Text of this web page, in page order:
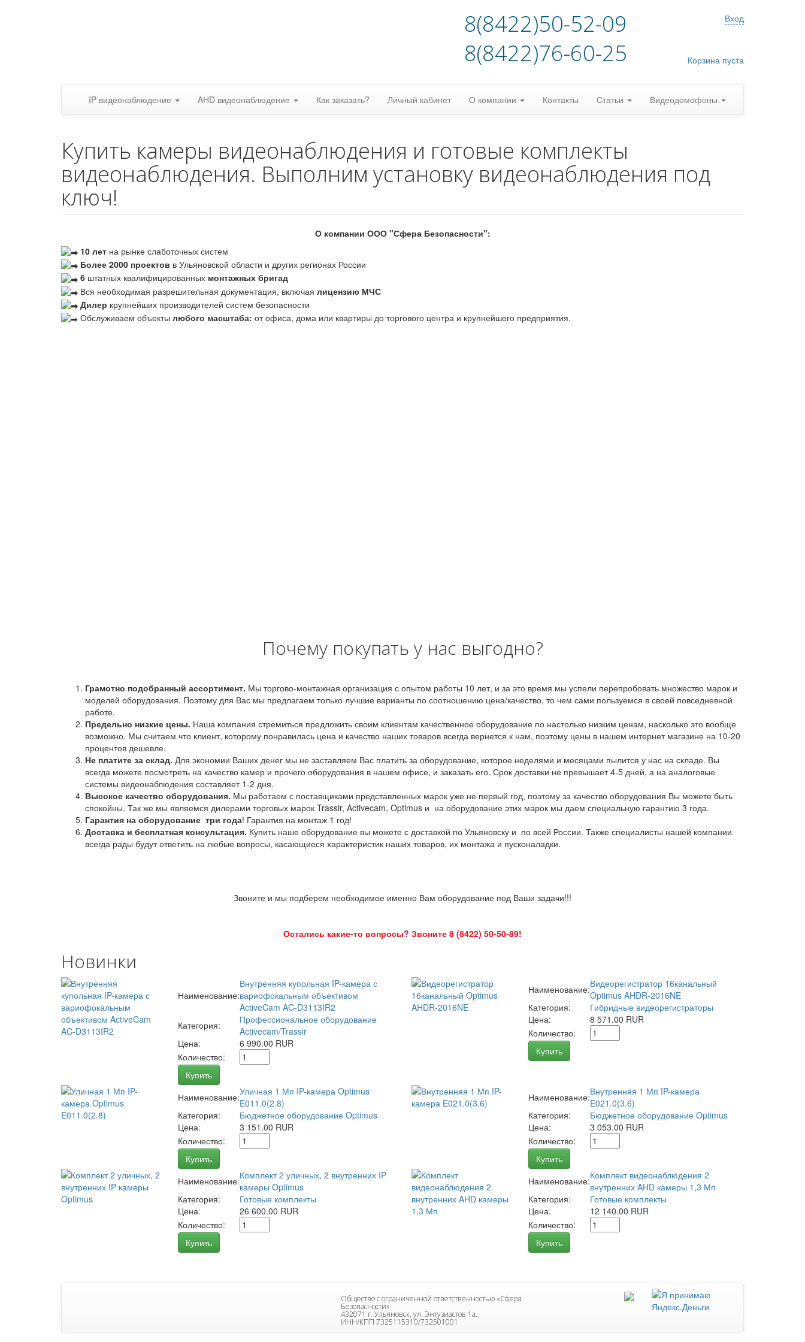
8(8422)50-52-09
8(8422)76-60-25
Вход
Корзина пуста
IP видеонаблюдение AHD видеонаблюдение Как заказать? Личный кабинет О компании Контакты Статьи Видеодомофоны
Купить камеры видеонаблюдения и готовые комплекты
видеонаблюдения. Выполним установку видеонаблюдения под
ключ!
О компании ООО "Сфера Безопасности":
10 лет на рынке слаботочных систем
Более 2000 проектов в Ульяновской области и других регионах России
6 штатных квалифицированных монтажных бригад
Вся необходимая разрешительная документация, включая лицензию МЧС
Дилер крупнейших производителей систем безопасности
Обслуживаем объекты любого масштаба: от офиса, дома или квартиры до торгового центра и крупнейшего предприятия.
Почему покупать у нас выгодно?
Грамотно подобранный ассортимент. Мы торгово-монтажная организация с опытом работы 10 лет, и за это время мы успели перепробовать множество марок и
моделей оборудования. Поэтому для Вас мы предлагаем только лучшие варианты по соотношению цена/качество, то чем сами пользуемся в своей повседневной
работе.
Предельно низкие цены. Наша компания стремиться предложить своим клиентам качественное оборудование по настолько низким ценам, насколько это вообще
возможно. Мы считаем что клиент, которому понравилась цена и качество наших товаров всегда вернется к нам, поэтому цены в нашем интернет магазине на 10-20
процентов дешевле.
Не платите за склад. Для экономии Ваших денег мы не заставляем Вас платить за оборудование, которое неделями и месяцами пылится у нас на складе. Вы
всегда можете посмотреть на качество камер и прочего оборудования в нашем офисе, и заказать его. Срок доставки не превышает 4-5 дней, а на аналоговые
системы видеонаблюдения составляет 1-2 дня.
Высокое качество оборудования. Мы работаем с поставщиками представленных марок уже не первый год, поэтому за качество оборудования Вы можете быть
спокойны. Так же мы являемся дилерами торговых марок Trassir, Activecam, Optimus и на оборудование этих марок мы даем специальную гарантию 3 года.
Гарантия на оборудование три года! Гарантия на монтаж 1 год!
Доставка и бесплатная консультация. Купить наше оборудование вы можете с доставкой по Ульяновску и по всей России. Также специалисты нашей компании
всегда рады будут ответить на любые вопросы, касающиеся характеристик наших товаров, их монтажа и пусконаладки.
Звоните и мы подберем необходимое именно Вам оборудование под Ваши задачи!!!
Остались какие-то вопросы? Звоните 8 (8422) 50-50-89!
Новинки
Наименование:
Внутренняя купольная IP-камера с
вариофокальным объективом
ActiveCam AC-D3113IR2
Категория:
Профессиональное оборудование
Activecam/Trassir
Цена:
6 990.00 RUR
Количество:
Купить
Наименование:Видеорегистратор 16канальный
Optimus AHDR-2016NE
Категория:
Гибридные видеорегистраторы
Цена:
8 571.00 RUR
Количество:
Купить
Наименование:Уличная 1 Мп IP-камера Optimus
E011.0(2.8)
Категория:
Бюджетное оборудование Optimus
Цена:
3 151.00 RUR
Количество:
Купить
Наименование:Внутренняя 1 Мп IP-камера
E021.0(3.6)
Категория:
Бюджетное оборудование Optimus
Цена:
3 053.00 RUR
Количество:
Купить
Наименование:Комплект 2 уличных, 2 внутренних IP
камеры Optimus
Категория:
Готовые комплекты
Цена:
26 600.00 RUR
Количество:
Купить
Наименование:Комплект видеонаблюдения 2
внутренних AHD камеры 1,3 Мп
Категория:
Готовые комплекты
Цена:
12 140.00 RUR
Количество:
Купить
Общество с ограниченной ответственностью «Сфера
Безопасности»
432071 г. Ульяновск, ул. Энтузиастов 1а.
ИНН/КПП 7325115310/732501001